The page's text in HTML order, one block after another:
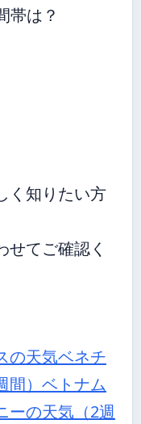
帯は？
く知りたい方
せてご確認く
の天気ベネチ
） ベトナム
ーの天気（2週